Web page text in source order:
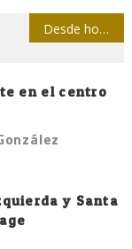
Desde hoy, Informática 2016
en el centro
y Santa